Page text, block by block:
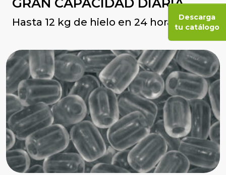
Descarga
tu catálogo
Hasta 12 kg de hielo en 24 horas.